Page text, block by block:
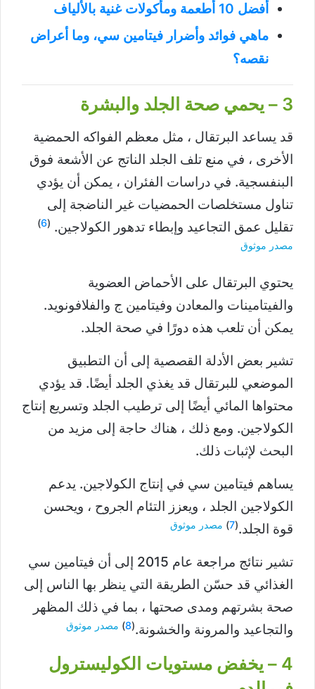
أفضل 10 أطعمة ومأكولات غنية بالألياف
ماهي فوائد وأضرار فيتامين سي، وما أعراض
نقصه؟
3 – يحمي صحة الجلد والبشرة
قد يساعد البرتقال ، مثل معظم الفواكه الحمضية
الأخرى ، في منع تلف الجلد الناتج عن الأشعة فوق
البنفسجية. في دراسات الفئران ، يمكن أن يؤدي
تناول مستخلصات الحمضيات غير الناضجة إلى
تقليل عمق التجاعيد وإبطاء تدهور الكولاجين. (
6
)
مصدر موثوق
يحتوي البرتقال على الأحماض العضوية
والفيتامينات والمعادن وفيتامين ج والفلافونويد.
يمكن أن تلعب هذه دورًا في صحة الجلد.
تشير بعض الأدلة القصصية إلى أن التطبيق
الموضعي للبرتقال قد يغذي الجلد أيضًا. قد يؤدي
محتواها المائي أيضًا إلى ترطيب الجلد وتسريع إنتاج
الكولاجين. ومع ذلك ، هناك حاجة إلى مزيد من
البحث لإثبات ذلك.
يساهم فيتامين سي في إنتاج الكولاجين. يدعم
الكولاجين الجلد ، ويعزز التئام الجروح ، ويحسن
قوة الجلد.(
7
) مصدر موثوق
تشير نتائج مراجعة عام 2015 إلى أن فيتامين سي
الغذائي قد حسّن الطريقة التي ينظر بها الناس إلى
صحة بشرتهم ومدى صحتها ، بما في ذلك المظهر
والتجاعيد والمرونة والخشونة.(
8
) مصدر موثوق
4 – يخفض مستويات الكوليسترول